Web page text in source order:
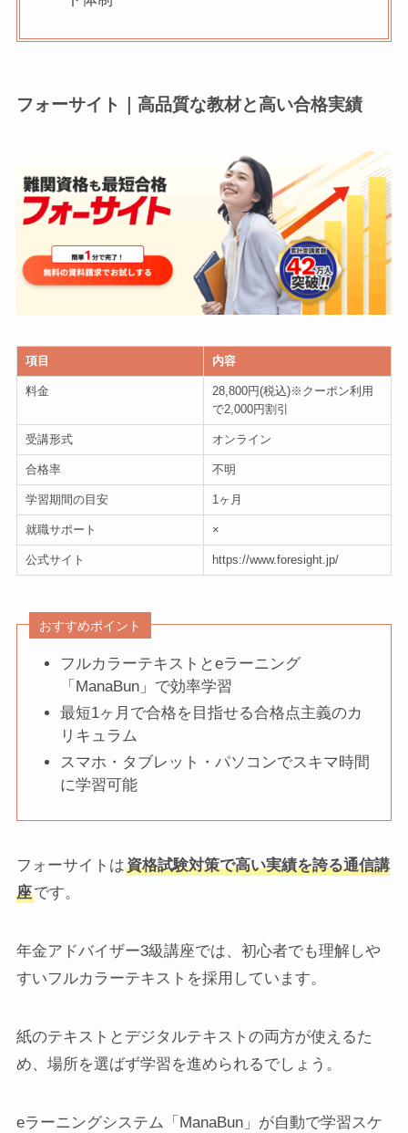
フォーサイト｜高品質な教材と高い合格実績
項目 内容
料金
28,800円(税込)※クーポン利用
で2,000円割引
受講形式 オンライン
合格率 不明
学習期間の目安 1ヶ月
就職サポート ×
公式サイト https://www.foresight.jp/
おすすめポイント
フルカラーテキストとeラーニング
「ManaBun」で効率学習
最短1ヶ月で合格を目指せる合格点主義のカ
リキュラム
スマホ・タブレット・パソコンでスキマ時間
に学習可能
フォーサイトは資格試験対策で高い実績を誇る通信講
座です。
年金アドバイザー3級講座では、初心者でも理解しや
すいフルカラーテキストを採用しています。
紙のテキストとデジタルテキストの両方が使えるた
め、場所を選ばず学習を進められるでしょう。
eラーニングシステム「ManaBun」が自動で学習スケ